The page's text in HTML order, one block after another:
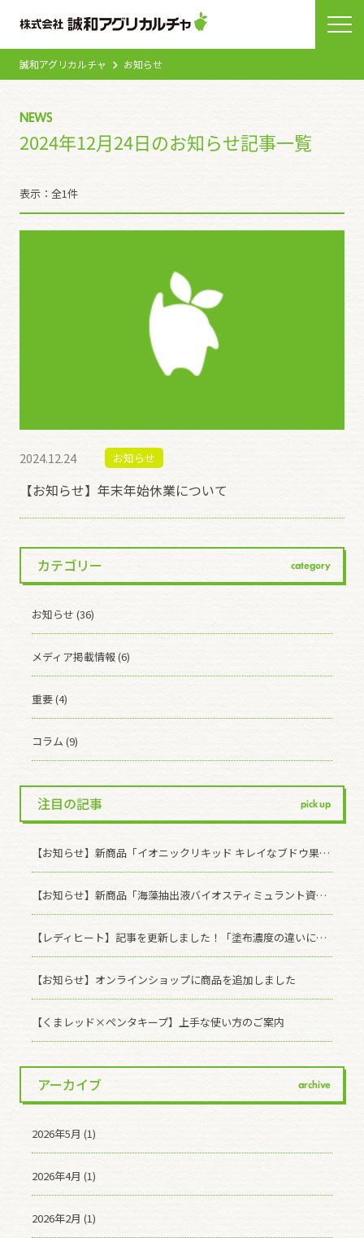
誠和アグリカルチャ お知らせ
NEWS
2024年12月24日のお知らせ記事一覧
表示：全1件
2024.12.24 お知らせ
【お知らせ】年末年始休業について
カテゴリー category
お知らせ (36)
メディア掲載情報 (6)
重要 (4)
コラム (9)
注目の記事 pick up
【お知らせ】新商品「イオニックリキッド キレイなブドウ果皮」発売のお知らせ
【お知らせ】新商品「海藻抽出液バイオスティミュラント資材 ASCOMAX」発売記念！ 有償モニター様を募集いたします(※受付終了しました)
【レディヒート】記事を更新しました！「塗布濃度の違いによる効果の差について」
【お知らせ】オンラインショップに商品を追加しました
【くまレッド×ペンタキープ】上手な使い方のご案内
アーカイブ archive
2026年5月 (1)
2026年4月 (1)
2026年2月 (1)